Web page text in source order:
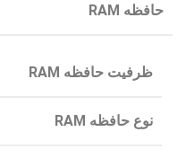
حافظه RAM
ظرفیت حافظه RAM
نوع حافظه RAM